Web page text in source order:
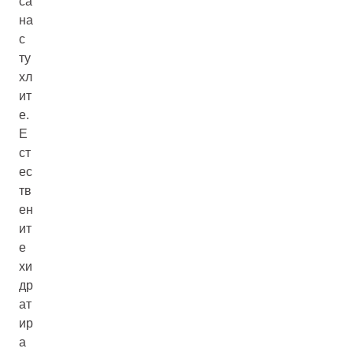
на
с
ту
хл
ит
е.
Е
ст
ес
тв
ен
ит
е
хи
др
ат
ир
а